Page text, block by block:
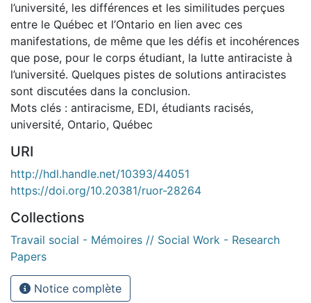
l’université, les différences et les similitudes perçues
entre le Québec et l’Ontario en lien avec ces
manifestations, de même que les défis et incohérences
que pose, pour le corps étudiant, la lutte antiraciste à
l’université. Quelques pistes de solutions antiracistes
sont discutées dans la conclusion.
Mots clés : antiracisme, EDI, étudiants racisés,
université, Ontario, Québec
URI
http://hdl.handle.net/10393/44051
https://doi.org/10.20381/ruor-28264
Collections
Travail social - Mémoires // Social Work - Research
Papers
Notice complète